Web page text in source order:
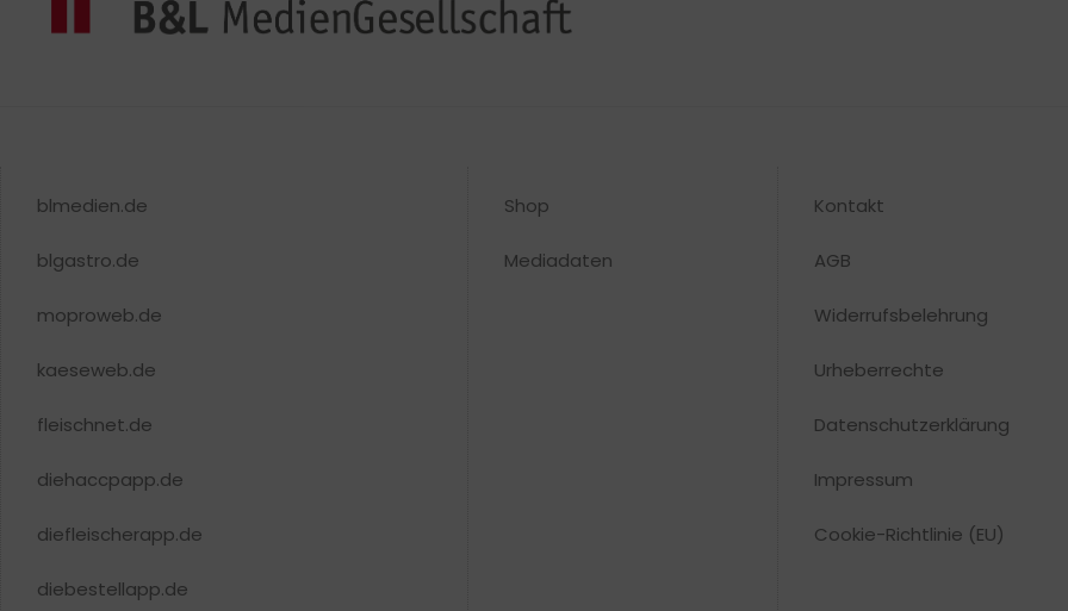
blmedien.de
blgastro.de
moproweb.de
kaeseweb.de
fleischnet.de
diehaccpapp.de
diefleischerapp.de
diebestellapp.de
Shop
Mediadaten
Kontakt
AGB
Widerrufsbelehrung
Urheberrechte​
Datenschutzerklärung
Impressum
Cookie-Richtlinie (EU)